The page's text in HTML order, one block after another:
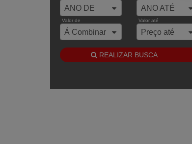
ANO DE ANO ATÉ
Valor de
Á Combinar
Valor até
Preço até
REALIZAR BUSCA